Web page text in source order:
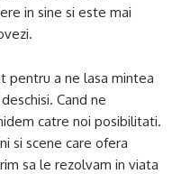
in sine si este mai
pentru a ne lasa mintea
Cand ne
catre noi posibilitati.
si scene care ofera
sa le rezolvam in viata